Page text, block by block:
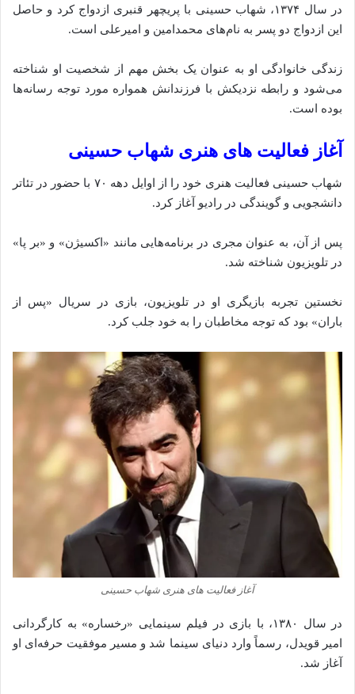
در سال ۱۳۷۴، شهاب حسینی با پریچهر قنبری ازدواج کرد و حاصل
این ازدواج دو پسر به نام‌های محمدامین و امیرعلی است.
زندگی خانوادگی او به عنوان یک بخش مهم از شخصیت او شناخته
می‌شود و رابطه نزدیکش با فرزندانش همواره مورد توجه رسانه‌ها
بوده است.
آغاز فعالیت‌ های هنری شهاب حسینی
شهاب حسینی فعالیت هنری خود را از اوایل دهه ۷۰ با حضور در تئاتر
دانشجویی و گویندگی در رادیو آغاز کرد.
پس از آن، به عنوان مجری در برنامه‌هایی مانند «اکسیژن» و «بر پا»
در تلویزیون شناخته شد.
نخستین تجربه بازیگری او در تلویزیون، بازی در سریال «پس از
باران» بود که توجه مخاطبان را به خود جلب کرد.
آغاز فعالیت‌ های هنری شهاب حسینی
در سال ۱۳۸۰، با بازی در فیلم سینمایی «رخساره» به کارگردانی
امیر قویدل، رسماً وارد دنیای سینما شد و مسیر موفقیت حرفه‌ای او
آغاز شد.